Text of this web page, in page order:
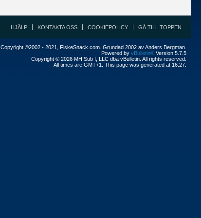
HJÄLP KONTAKTA OSS COOKIEPOLICY GÅ TILL TOPPEN
Copyright ©2002 - 2021, FiskeSnack.com. Grundad 2002 av Anders Bergman.
Powered by vBulletin® Version 5.7.5
Copyright © 2026 MH Sub I, LLC dba vBulletin. All rights reserved.
All times are GMT+1. This page was generated at 16:27.